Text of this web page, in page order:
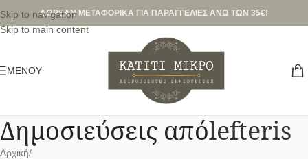
Skip to navigation
Skip to main content
ΔΩΡΕΑΝ ΜΕΤΑΦΟΡΙΚΑ ΓΙΑ ΠΑΡΑΓΓΕΛΙΕΣ ΑΝΩ ΤΩΝ 35€!
ΜΕΝΟΎ
Δημοσιεύσεις απόlefteris
Αρχική/